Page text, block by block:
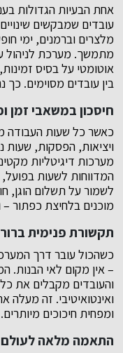
אחת הבעיות הגדולות
עובדים שמבקשים
מלצרים וברמנים, ימי
מתמשך. מערכת לניהול
אוטומטי על בסיס
בין עובדים מסוימים. כך
חיסכון במשאבי זמן
כאשר כל שעות העבודה
ויציאות, הפסקות, שעות
מערכות דיגיטליות
המדווחות לשעות בפועל,
לשמור על תשלום הוגן,
מוכנים בלחיצת כפתור –
תקשורת פנימית
כשהכול עובר דרך
– אין מקום לאי הבנות.
והעובדים מקבלים את
ואינטואיטיבי. זה
ומפחית חיכוכים מיותרים.
התאמה מלאה